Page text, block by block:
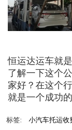
恒运达运车就
了解一下这个
家好？在这个
就是一个成功
标签: 小汽车托运收